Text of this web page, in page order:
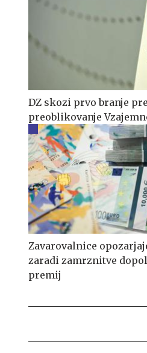
DZ skozi prvo branje
preoblikovanje
Zavarovalnice
zaradi zamrznitve
premij